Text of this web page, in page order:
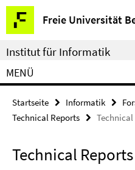
Springe
direkt
zu
Inhalt
Freie Universität
Service-
Navigation
Institut für Informatik
MENÜ
Startseite Informatik
Technical Reports
Technical
Technical Reports